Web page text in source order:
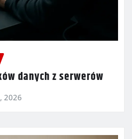
danych z serwerów
2026